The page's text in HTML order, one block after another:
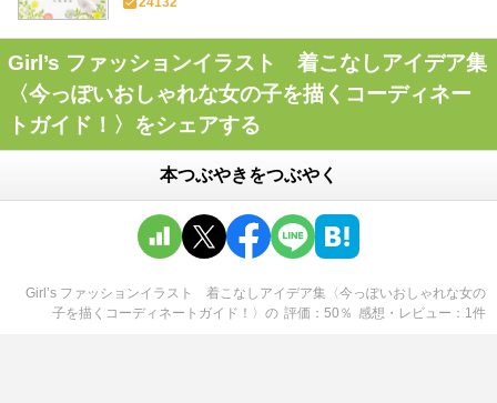
Girl’s ファッションイラスト 着こなしアイデア集
〈今っぽいおしゃれな女の子を描くコーディネー
トガイド！〉をシェアする
本つぶやきをつぶやく
Girl’s ファッションイラスト 着こなしアイデア集〈今っぽいおしゃれな女の
子を描くコーディネートガイド！〉 の 評価 50 ％ 感想・レビュー 1件